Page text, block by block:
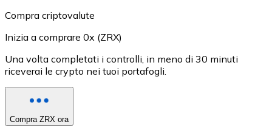
Compra criptovalute
Inizia a comprare 0x (ZRX)
Una volta completati i controlli, in meno di 30 minuti
riceverai le crypto nei tuoi portafogli.
Compra ZRX ora